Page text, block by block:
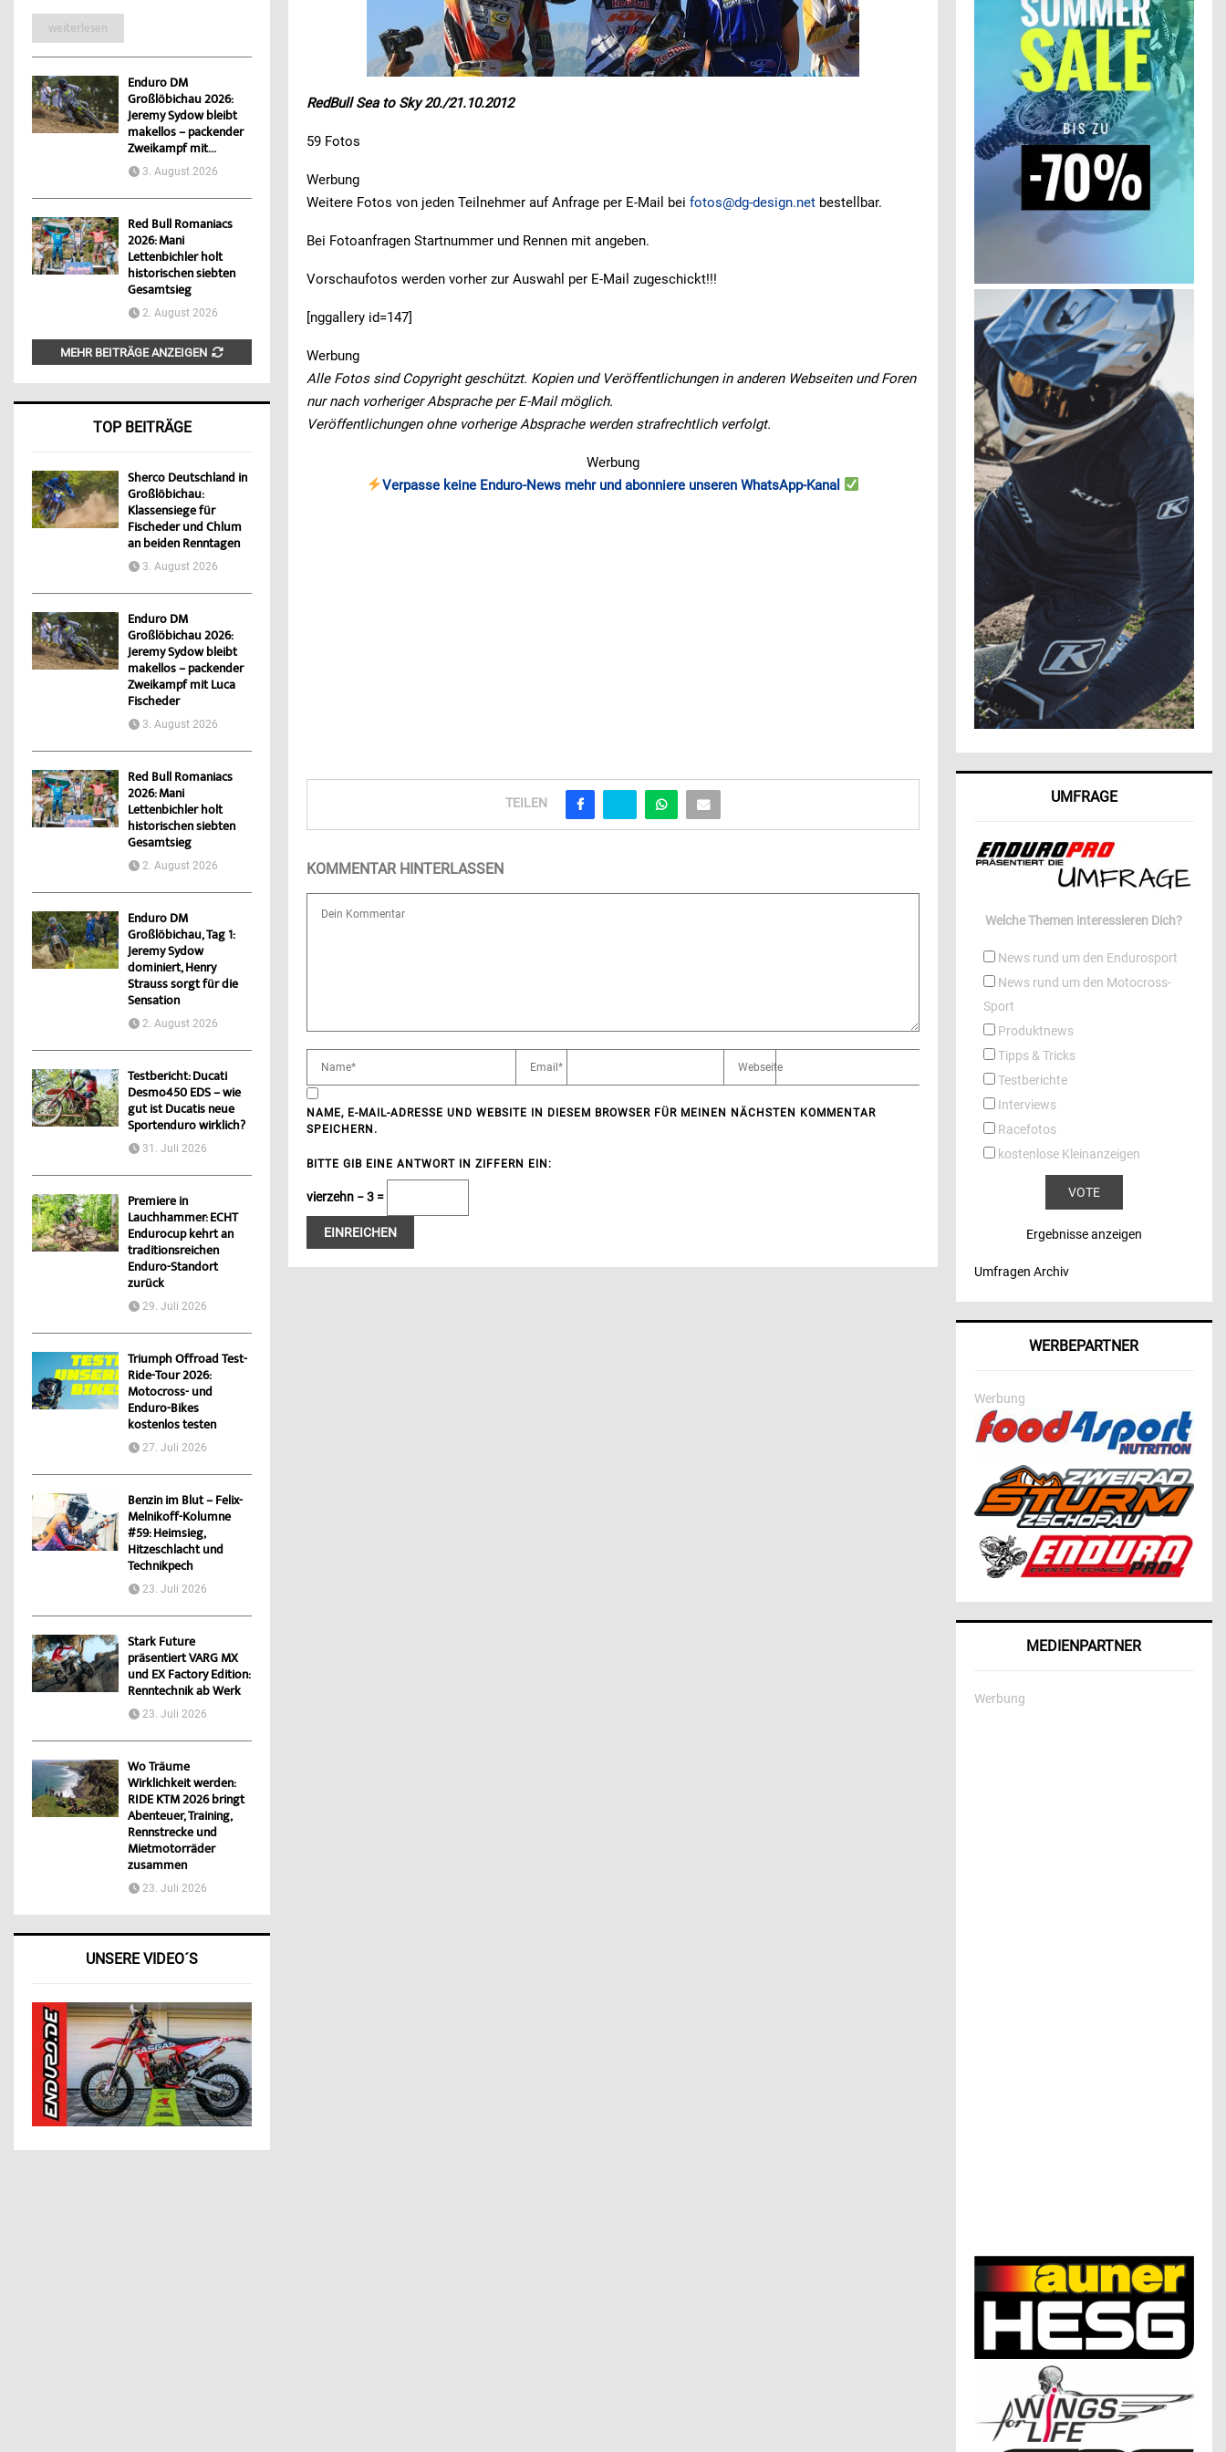
RedBull Sea to Sky 20./21.10.2012
59 Fotos
Werbung
Weitere Fotos von jeden Teilnehmer auf Anfrage per E-Mail beifotos@dg-design.net bestellbar.
Bei Fotoanfragen Startnummer und Rennen mit angeben.
Vorschaufotos werden vorher zur Auswahl per E-Mail zugeschickt!!!
[nggallery id=147]
Werbung
Alle Fotos sind Copyright geschützt. Kopien und Veröffentlichungen in anderen Webseiten und Foren
nur nach vorheriger Absprache per E-Mail möglich.
Veröffentlichungen ohne vorherige Absprache werden strafrechtlich verfolgt.
Werbung
Verpasse keine Enduro-News mehr und abonniere unseren WhatsApp-Kanal
TEILEN
KOMMENTAR HINTERLASSEN
NAME, E-MAIL-ADRESSE UND WEBSITE IN DIESEM BROWSER FÜR MEINEN NÄCHSTEN KOMMENTAR
SPEICHERN.
BITTE GIB EINE ANTWORT IN ZIFFERN EIN:
vierzehn − 3 =
weiterlesen
Enduro DM
Großlöbichau 2026:
Jeremy Sydow bleibt
makellos – packender
Zweikampf mit...
3. August 2026
Red Bull Romaniacs
2026: Mani
Lettenbichler holt
historischen siebten
Gesamtsieg
2. August 2026
MEHR BEITRÄGE ANZEIGEN
TOP BEITRÄGE
Sherco Deutschland in
Großlöbichau:
Klassensiege für
Fischeder und Chlum
an beiden Renntagen
3. August 2026
Enduro DM
Großlöbichau 2026:
Jeremy Sydow bleibt
makellos – packender
Zweikampf mit Luca
Fischeder
3. August 2026
Red Bull Romaniacs
2026: Mani
Lettenbichler holt
historischen siebten
Gesamtsieg
2. August 2026
Enduro DM
Großlöbichau, Tag 1:
Jeremy Sydow
dominiert, Henry
Strauss sorgt für die
Sensation
2. August 2026
Testbericht: Ducati
Desmo450 EDS – wie
gut ist Ducatis neue
Sportenduro wirklich?
31. Juli 2026
Premiere in
Lauchhammer: ECHT
Endurocup kehrt an
traditionsreichen
Enduro-Standort
zurück
29. Juli 2026
Triumph Offroad Test-
Ride-Tour 2026:
Motocross- und
Enduro-Bikes
kostenlos testen
27. Juli 2026
Benzin im Blut – Felix-
Melnikoff-Kolumne
#59: Heimsieg,
Hitzeschlacht und
Technikpech
23. Juli 2026
Stark Future
präsentiert VARG MX
und EX Factory Edition:
Renntechnik ab Werk
23. Juli 2026
Wo Träume
Wirklichkeit werden:
RIDE KTM 2026 bringt
Abenteuer, Training,
Rennstrecke und
Mietmotorräder
zusammen
23. Juli 2026
UNSERE VIDEO´S
UMFRAGE
Welche Themen interessieren Dich?
News rund um den Endurosport
News rund um den Motocross-
Sport
Produktnews
Tipps & Tricks
Testberichte
Interviews
Racefotos
kostenlose Kleinanzeigen
Ergebnisse anzeigen
Umfragen Archiv
WERBEPARTNER
Werbung
MEDIENPARTNER
Werbung